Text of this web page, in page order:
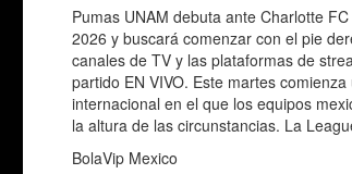
Pumas UNAM debuta ante Charlotte
2026 y buscará comenzar con el pie
canales de TV y las plataformas de
partido EN VIVO. Este martes
internacional en el que los equipos
la altura de las circunstancias. La
BolaVip Mexico